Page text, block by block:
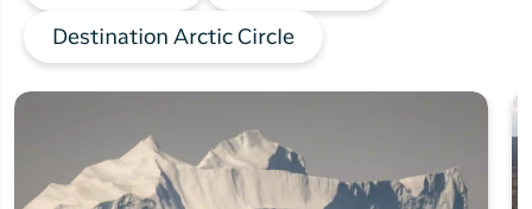
Destination Arctic Circle